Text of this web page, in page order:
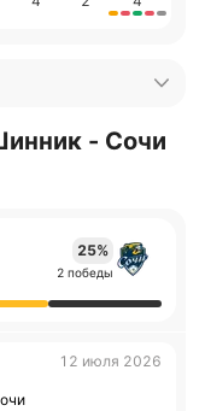
- Сочи
25%
2 победы
12 июля 2026